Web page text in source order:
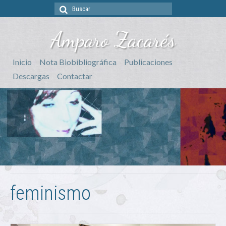
Buscar
Amparo Zacarés
Inicio Nota Biobibliográfica
Publicaciones
Descargas
Contactar
feminismo